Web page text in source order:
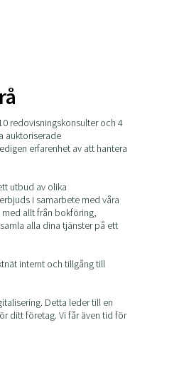
redovisningskonsulter och 4
auktoriserade
erfarenhet av att hantera
utbud av olika
i samarbete med våra
allt från bokföring,
alla dina tjänster på ett
internt och tillgång till
Detta leder till en
ditt företag. Vi får även tid för